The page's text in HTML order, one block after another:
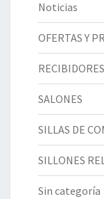
Noticias
OFERTAS Y
RECIBIDORES
SALONES
SILLAS DE
SILLONES
Sin categoría